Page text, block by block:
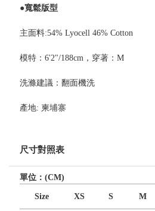
●寬鬆版型
主面料:54% Lyocell 46% Cotton
模特：6'2"/188cm，穿著：M
洗滌建議：翻面機洗
產地: 柬埔寨
尺寸對照表
單位：(CM)
Size XS S M